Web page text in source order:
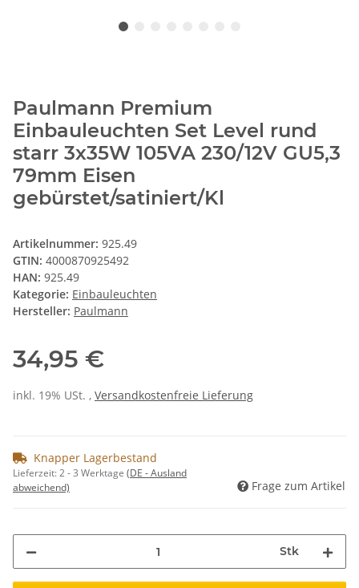
Paulmann Premium
Einbauleuchten Set Level rund
starr 3x35W 105VA 230/12V GU5,3
79mm Eisen
gebürstet/satiniert/Kl
Artikelnummer: 925.49
GTIN: 4000870925492
HAN: 925.49
Kategorie: Einbauleuchten
Hersteller: Paulmann
34,95 €
inkl. 19% USt. , Versandkostenfreie Lieferung
Knapper Lagerbestand
Lieferzeit:2 - 3 Werktage (DE - Ausland
abweichend)
Frage zum Artikel
Stk